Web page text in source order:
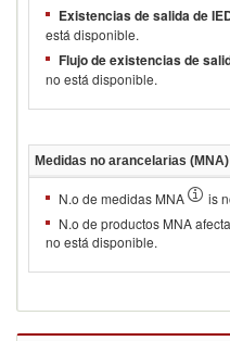
Existencias de salida de
está disponible.
Flujo de existencias de
no está disponible.
Medidas no arancelarias (MNA)
N.o de medidas MNA
is
N.o de productos MNA
no está disponible.